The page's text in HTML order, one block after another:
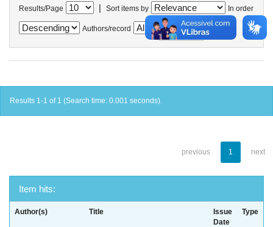
Results/Page | Sort items by In order
Authors/record
Results 1-1 of 1 (Search time: 0.001 seconds).
previous 1 next
Item hits:
Author(s) Title
Issue
Date
Type